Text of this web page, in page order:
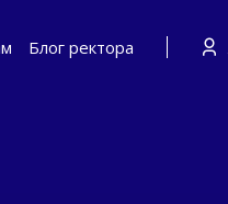
Блог ректора